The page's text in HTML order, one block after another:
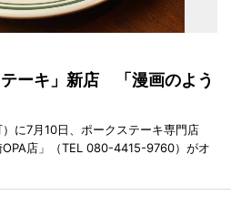
ーキ」新店 「漫画のよう
に7月10日、ポークステーキ専門店
OPA店」（TEL 080-4415-9760）がオ